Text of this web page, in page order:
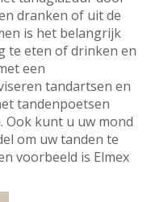
dranken of uit de
is het belangrijk
te eten of drinken en
een
tandartsen en
tandenpoetsen
kunt u uw mond
om uw tanden te
voorbeeld is Elmex